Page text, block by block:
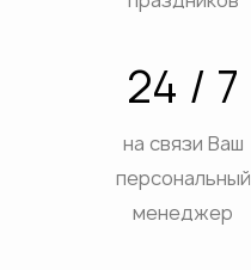
24 / 7
на связи Ваш
персональный
менеджер